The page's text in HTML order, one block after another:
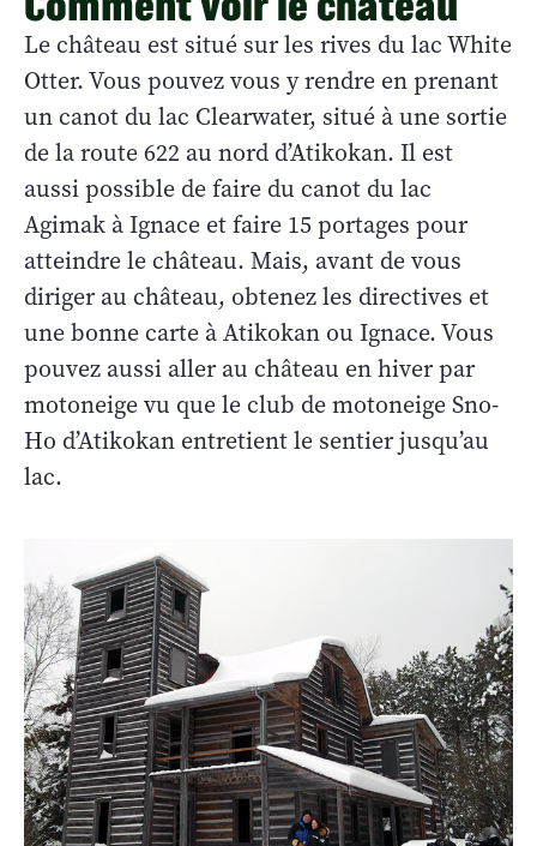
Le château est situé sur les rives du lac White
Otter. Vous pouvez vous y rendre en prenant
un canot du lac Clearwater, situé à une sortie
de la route 622 au nord d’Atikokan. Il est
aussi possible de faire du canot du lac
Agimak à Ignace et faire 15 portages pour
atteindre le château. Mais, avant de vous
diriger au château, obtenez les directives et
une bonne carte à Atikokan ou Ignace. Vous
pouvez aussi aller au château en hiver par
motoneige vu que le club de motoneige Sno-
Ho d’Atikokan entretient le sentier jusqu’au
lac.